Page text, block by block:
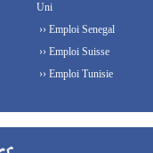
Uni
›› Emploi Senegal
›› Emploi Suisse
›› Emploi Tunisie